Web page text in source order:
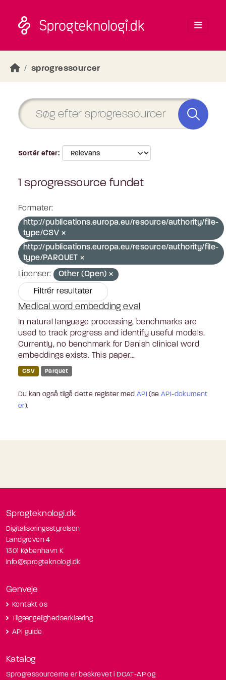
sprogressourcer
Sortér efter
1 sprogressource fundet
Formater:
http://publications.europa.eu/resource/authority/file-
type/CSV
http://publications.europa.eu/resource/authority/file-
type/PARQUET
Licenser:
Other (Open)
Filtrér resultater
Medical word embedding eval
In natural language processing, benchmarks are
used to track progress and identify useful models.
Currently, no benchmark for Danish clinical word
embeddings exists. This paper...
CSV Parquet
Du kan også tilgå dette register med API (seAPI-dokument
er).
Sprogteknologi.dk
Digitaliseringsstyrelsen
Landgreven 4
1301 København K
info@sprogteknologi.dk
Genveje
Kontakt os
Tilgængelighedserklæring
API guide
Katalog
Sprogressourcerne er beskrevet i DCAT-AP og